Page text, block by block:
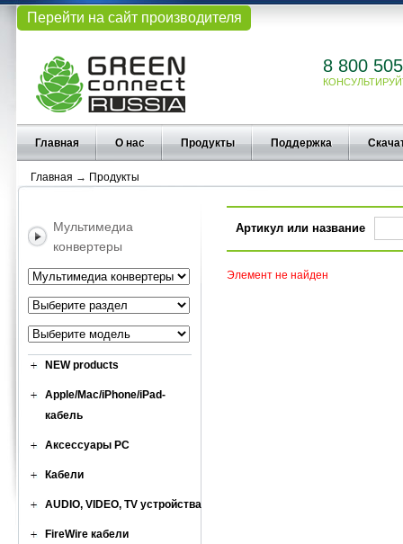
Перейти на сайт производителя
8 800
Главная О нас Продукты Поддержка
Главная → Продукты
Мультимедиа
конвертеры
NEW products
Apple/Mac/iPhone/iPad-
кабель
Аксессуары PC
Кабели
AUDIO, VIDEO, TV устройства
FireWire кабели
Артикул или название
Элемент не найден